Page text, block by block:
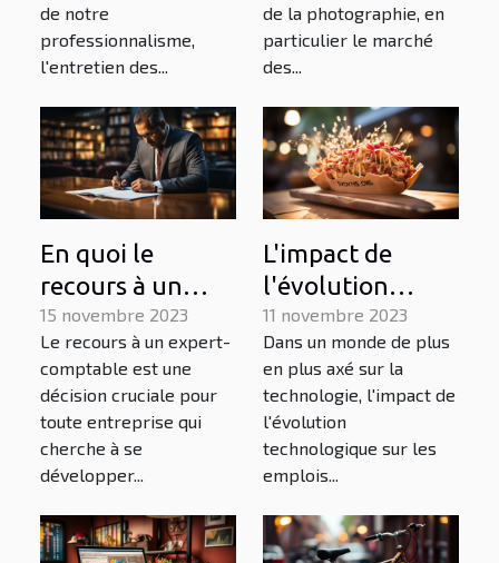
de notre
professionnalisme,
l'entretien des...
de la photographie, en
particulier le marché
des...
En quoi le
recours à un
expert-
comptable
contribue-t-il au
développement
d’une
entreprise ?
15 novembre 2023
Le recours à un expert-
comptable est une
décision cruciale pour
toute entreprise qui
cherche à se
développer...
L'impact de
l'évolution
technologique
sur les emplois
dans le secteur
des services
11 novembre 2023
Dans un monde de plus
en plus axé sur la
technologie, l'impact de
l'évolution
technologique sur les
emplois...